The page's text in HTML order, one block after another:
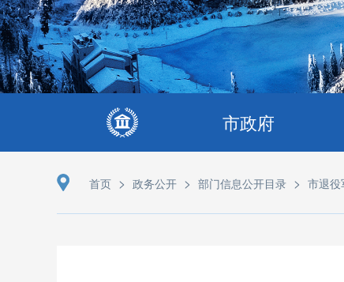
市政府
首页 > 政务公开 > 部门信息公开目录 > 市退役